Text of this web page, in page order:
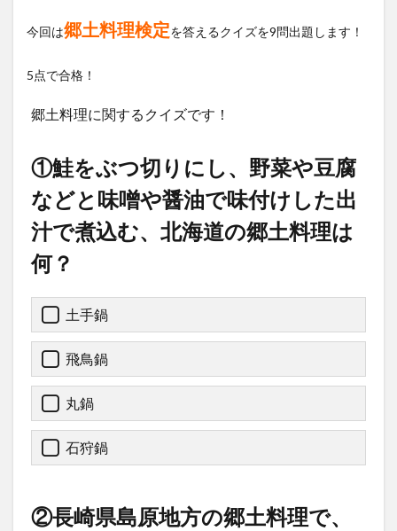
今回は郷土料理検定を答えるクイズを9問出題します！
5点で合格！
郷土料理に関するクイズです！
①鮭をぶつ切りにし、野菜や豆腐
などと味噌や醤油で味付けした出
汁で煮込む、北海道の郷土料理は
何？
土手鍋
飛鳥鍋
丸鍋
石狩鍋
②長崎県島原地方の郷土料理で、